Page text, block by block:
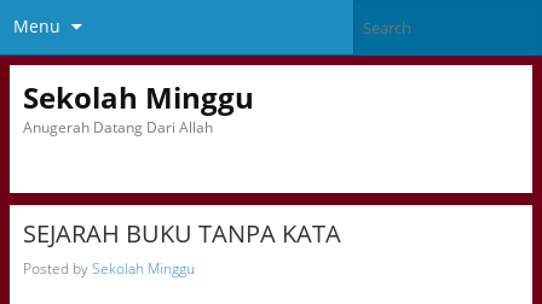
Menu
Sekolah Minggu
Anugerah Datang Dari Allah
SEJARAH BUKU TANPA KATA
Posted bySekolah Minggu